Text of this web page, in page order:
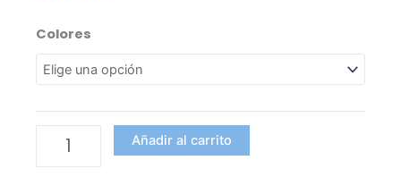
Colores
Ojos
led
diseño
muntifuncionales
cantidad
Añadir al carrito